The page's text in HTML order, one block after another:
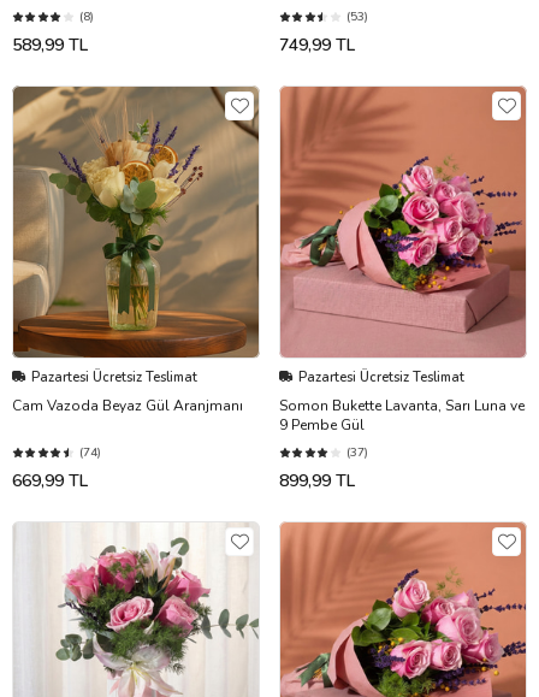
(8)
589,99 TL
(53)
749,99 TL
Pazartesi Ücretsiz Teslimat
Cam Vazoda Beyaz Gül Aranjmanı
(74)
669,99 TL
Pazartesi Ücretsiz Teslimat
Somon Bukette Lavanta, Sarı Luna ve
9 Pembe Gül
(37)
899,99 TL